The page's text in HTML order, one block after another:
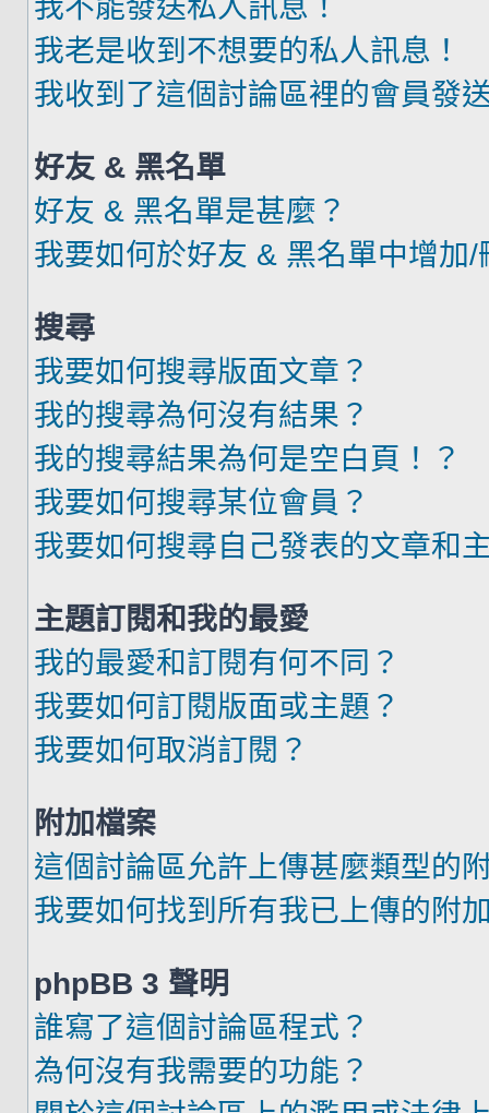
我不能發送私人訊息！
我老是收到不想要的私人訊息！
我收到了這個討論區裡的會員發
好友 & 黑名單
好友 & 黑名單是甚麼？
我要如何於好友 & 黑名單中增加/
搜尋
我要如何搜尋版面文章？
我的搜尋為何沒有結果？
我的搜尋結果為何是空白頁！？
我要如何搜尋某位會員？
我要如何搜尋自己發表的文章和
主題訂閱和我的最愛
我的最愛和訂閱有何不同？
我要如何訂閱版面或主題？
我要如何取消訂閱？
附加檔案
這個討論區允許上傳甚麼類型的
我要如何找到所有我已上傳的附
phpBB 3 聲明
誰寫了這個討論區程式？
為何沒有我需要的功能？